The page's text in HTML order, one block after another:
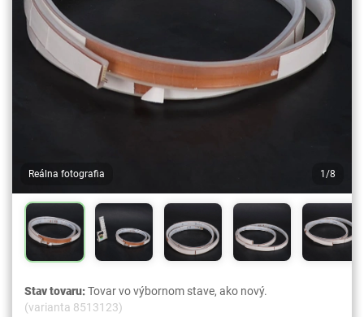
Reálna fotografia 1/8
Stav tovaru:Tovar vo výbornom stave, ako nový.
(varianta 8513123)